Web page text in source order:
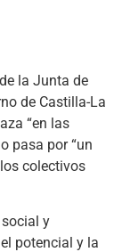
la Junta de
de Castilla-La
“en las
pasa por “un
colectivos
y
potencial y la